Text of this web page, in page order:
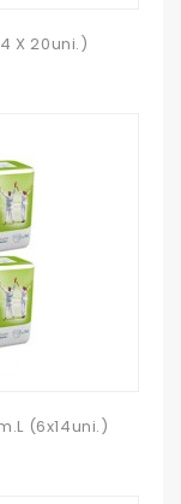
X 20uni.)
(6x14uni.)